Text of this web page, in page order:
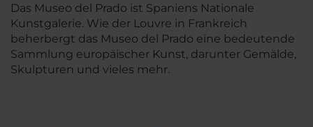
Das Museo del Prado ist Spaniens Nationale
Kunstgalerie. Wie der Louvre in Frankreich
beherbergt das Museo del Prado eine bedeutende
Sammlung europäischer Kunst, darunter Gemälde,
Skulpturen und vieles mehr.